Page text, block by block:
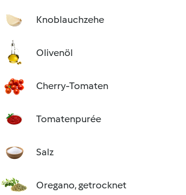
Knoblauchzehe
Olivenöl
Cherry-Tomaten
Tomatenpurée
Salz
Oregano, getrocknet